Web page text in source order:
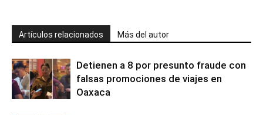
Artículos relacionados Más del autor
Detienen a 8 por presunto fraude con
falsas promociones de viajes en
Oaxaca